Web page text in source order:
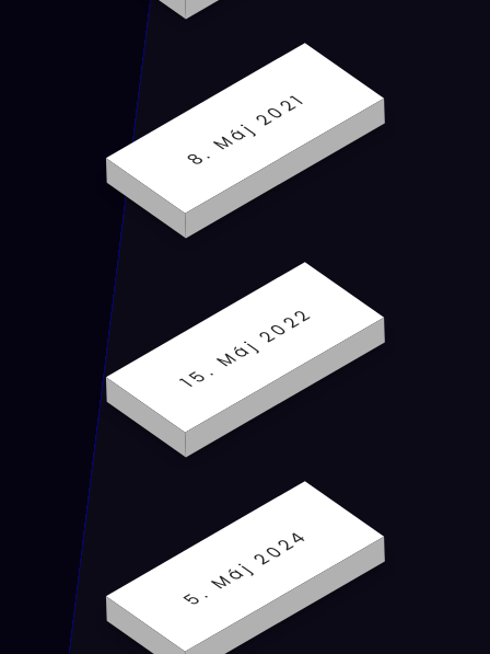
8. Máj 2021
15. Máj 2022
5. Máj 2024